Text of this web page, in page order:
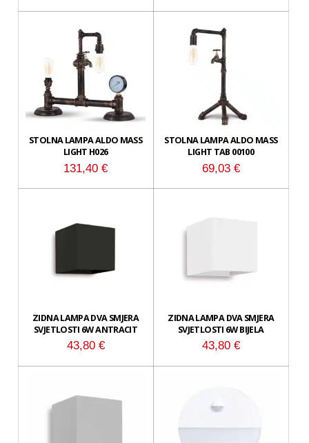
STOLNA LAMPA ALDO MASS
LIGHT H026
131,40€
STOLNA LAMPA ALDO MASS
LIGHT TAB 00100
69,03€
ZIDNA LAMPA DVA SMJERA
SVJETLOSTI 6W ANTRACIT
43,80 €
ZIDNA LAMPA DVA SMJERA
SVJETLOSTI 6W BIJELA
43,80€